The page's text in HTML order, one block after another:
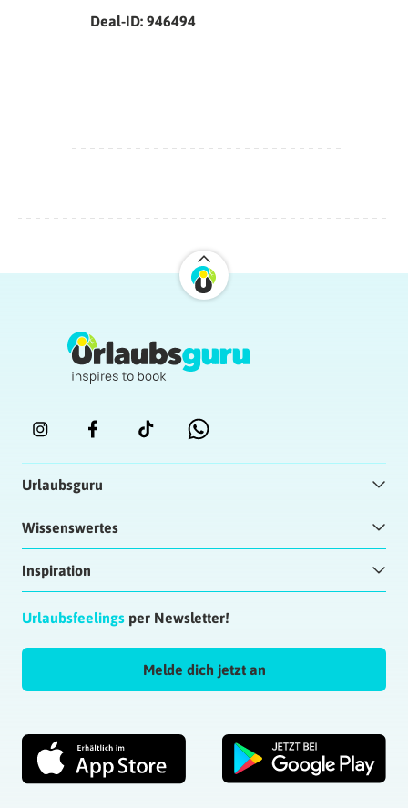
Deal-ID: 946494
Urlaubsguru
Wissenswertes
Inspiration
Urlaubsfeelings per Newsletter!
Melde dich jetzt an